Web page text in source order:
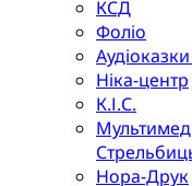
КСД
Фоліо
Ніка-центр
К.І.С.
Нора-Друк